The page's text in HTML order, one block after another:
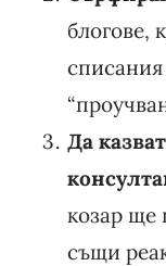
блогове,
Да
козар ще
същи